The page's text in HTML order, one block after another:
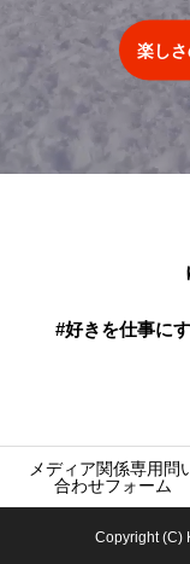
楽し
#好きを仕事に
メディア関係専用問
合わせフォーム
Copyright (C)